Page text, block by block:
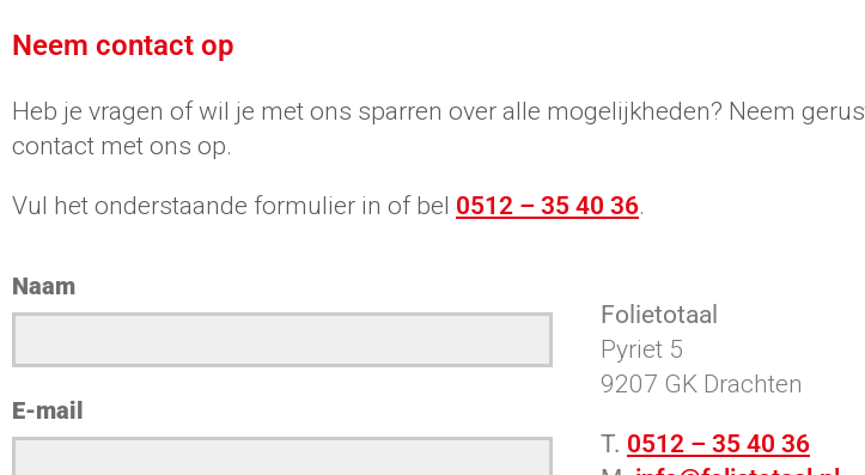
Neem contact op
Heb je vragen of wil je met ons sparren over alle mogelijkheden? Neem
contact met ons op.
Vul het onderstaande formulier in of bel 0512 – 35 40 36.
Naam
E-mail
Folietotaal
Pyriet 5
9207 GK Drachten
T. 0512 – 35 40 36